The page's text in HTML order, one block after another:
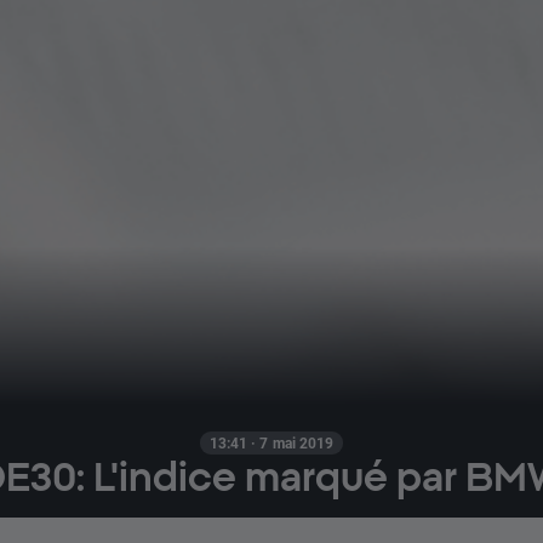
13:41 · 7 mai 2019
L'indice marqué par